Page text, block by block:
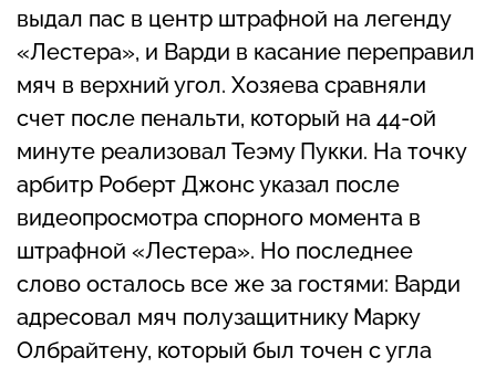
выдал пас в центр штрафной на легенду
«Лестера», и Варди в касание переправил
мяч в верхний угол. Хозяева сравняли
счет после пенальти, который на 44-ой
минуте реализовал Теэму Пукки. На точку
арбитр Роберт Джонс указал после
видеопросмотра спорного момента в
штрафной «Лестера». Но последнее
слово осталось все же за гостями: Варди
адресовал мяч полузащитнику Марку
Олбрайтену, который был точен с угла